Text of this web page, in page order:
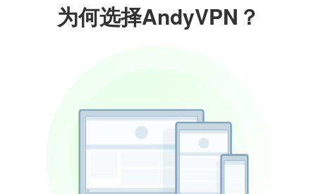
为何选择AndyVPN？